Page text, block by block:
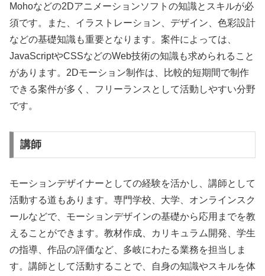
Mohoなどの2Dアニメーションソフトの知識とスキルが必
須です。また、イラストレーション、デザイン、色彩設計
などの基礎知識も重要となります。案件によっては、
JavaScriptやCSSなどのWeb技術の知識も求められること
があります。2Dモーション制作は、比較的短期間で制作
できる案件が多く、フリーランスとして活動しやすい分野
です。
講師
モーションデザイナーとしての経験を活かし、講師として
活動する道もあります。専門学校、大学、オンラインスク
ールなどで、モーションデザインの基礎から応用までを教
えることができます。教材作成、カリキュラム開発、学生
の指導、作品の評価など、多岐にわたる業務を担当しま
す。講師として活動することで、自身の知識やスキルを体